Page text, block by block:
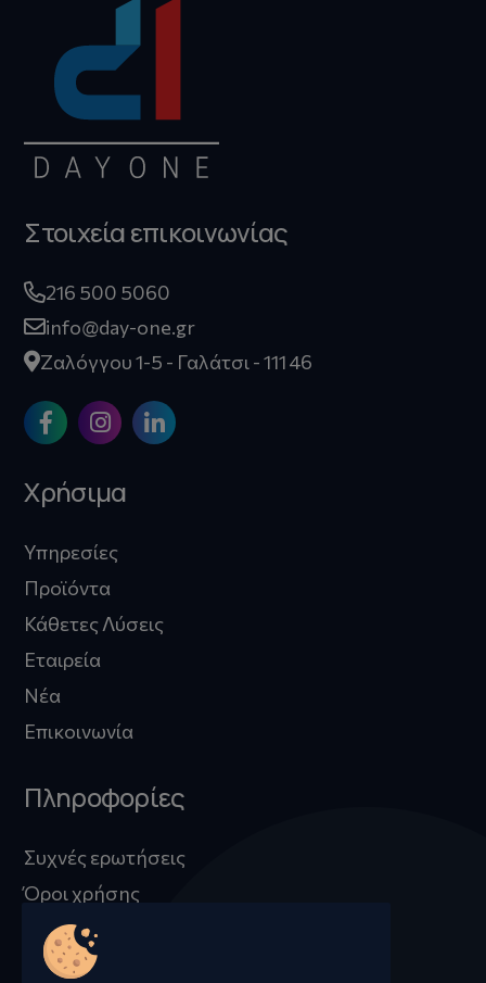
Στοιχεία επικοινωνίας
216 500 5060
info@day-one.gr
Ζαλόγγου 1-5 - Γαλάτσι - 111 46
Χρήσιμα
Υπηρεσίες
Προϊόντα
Κάθετες Λύσεις
Εταιρεία
Νέα
Επικοινωνία
Πληροφορίες
Συχνές ερωτήσεις
Όροι χρήσης
Προστασία προσωπικών δεδομένων
Πληροφορίες Cookies